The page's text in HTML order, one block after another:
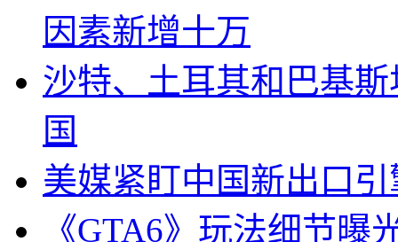
因素新增十万
沙特、土耳其和巴基
国
美媒紧盯中国新出口
《GTA6》玩法细节